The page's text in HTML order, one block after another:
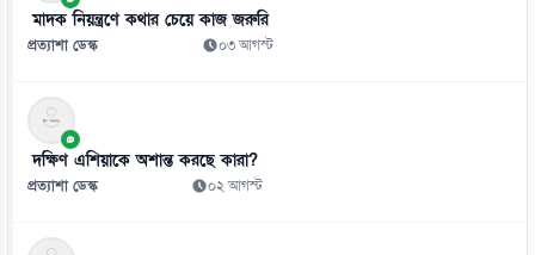
৯
০৬ আগস্ট
১০
রাষ্ট্রপতি নির্বাচনের তারিখ ঘোষণা
মাদক নিয়ন্ত্রণে কথার চেয়ে কাজ জরুরি
প্রত্যাশা ডেস্ক ০৩ আগস্ট
দক্ষিণ এশিয়াকে অশান্ত করছে কারা?
প্রত্যাশা ডেস্ক ০২ আগস্ট